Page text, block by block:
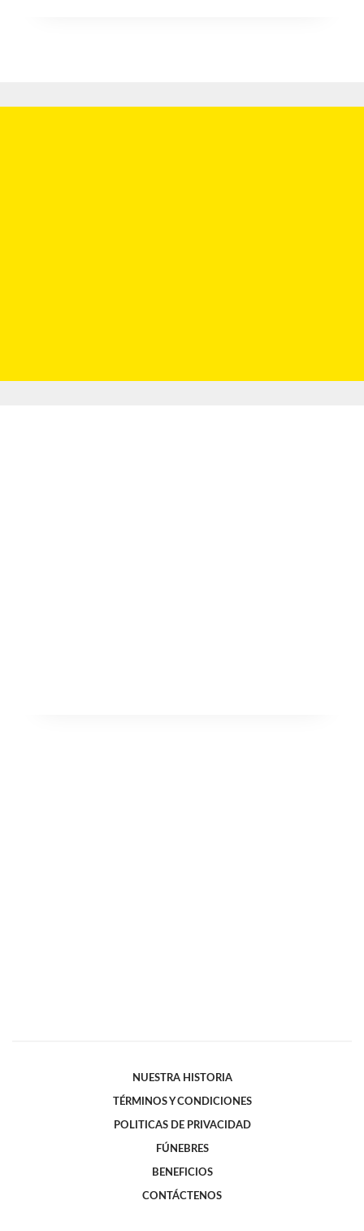
NUESTRA HISTORIA
TÉRMINOS Y CONDICIONES
POLITICAS DE PRIVACIDAD
FÚNEBRES
BENEFICIOS
CONTÁCTENOS